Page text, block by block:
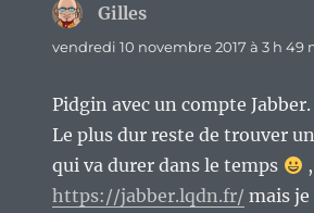
Gilles
vendredi 10 novembre 2017 à 3 h 49
Pidgin avec un compte Jabber.
Le plus dur reste de trouver
qui va durer dans le temps
https://jabber.lqdn.fr/ mais je